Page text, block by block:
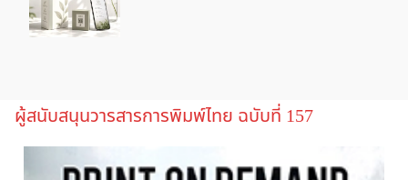
ผู้สนับสนุนวารสารการพิมพ์ไทย ฉบับที่ 157